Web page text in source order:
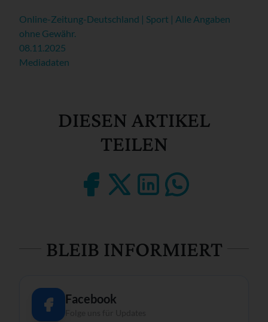
Online-Zeitung-Deutschland | Sport | Alle Angaben
ohne Gewähr.
08.11.2025
Mediadaten
DIESEN ARTIKEL
TEILEN
BLEIB INFORMIERT
Facebook